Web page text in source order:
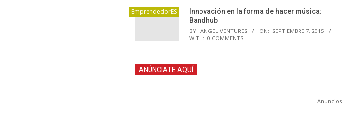
EmprendedorES
Innovación en la forma de hacer música:
Bandhub
BY: ANGEL VENTURES ON: SEPTIEMBRE 7, 2015
WITH: 0 COMMENTS
ANÚNCIATE AQUÍ
Anuncios